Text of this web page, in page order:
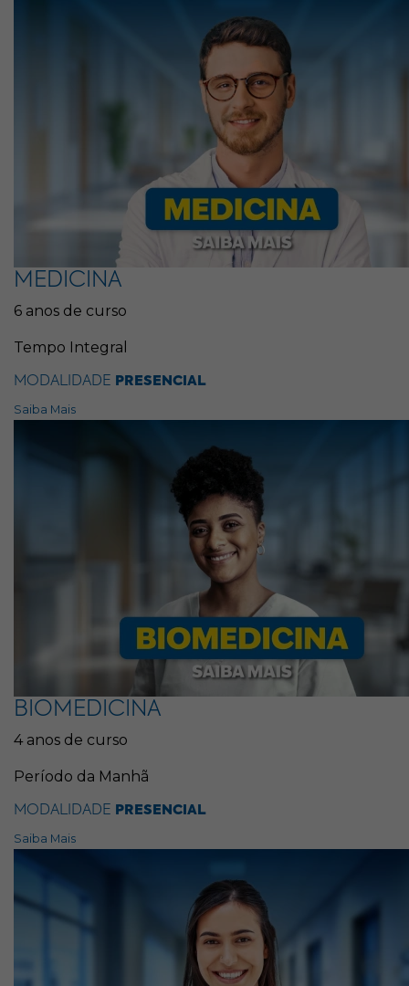
MEDICINA
6 anos de curso
Tempo Integral
MODALIDADE PRESENCIAL
Saiba Mais
BIOMEDICINA
4 anos de curso
Período da Manhã
MODALIDADE PRESENCIAL
Saiba Mais